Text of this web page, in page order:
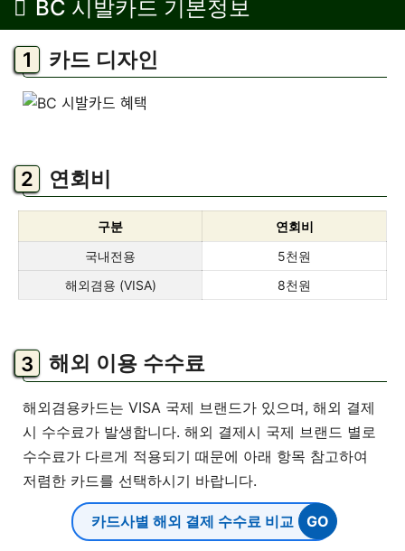
BC 시발카드 기본정보
카드 디자인
연회비
구분
연회비
국내전용
5천원
해외겸용 (VISA)
8천원
해외 이용 수수료
해외겸용카드는 VISA 국제 브랜드가 있으며, 해외 결제
시 수수료가 발생합니다. 해외 결제시 국제 브랜드 별로
수수료가 다르게 적용되기 때문에 아래 항목 참고하여
저렴한 카드를 선택하시기 바랍니다.
카드사별 해외 결제 수수료 비교